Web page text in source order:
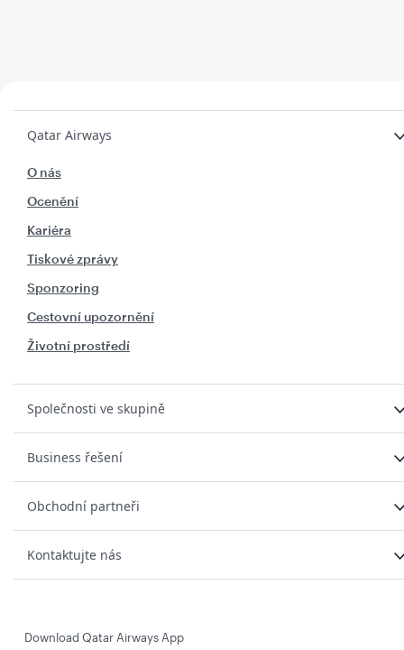
Qatar Airways
O nás
Ocenění
Kariéra
Tiskové zprávy
Sponzoring
Cestovní upozornění
Životní prostředí
Společnosti ve skupině
Business řešení
Obchodní partneři
Kontaktujte nás
Download Qatar Airways App